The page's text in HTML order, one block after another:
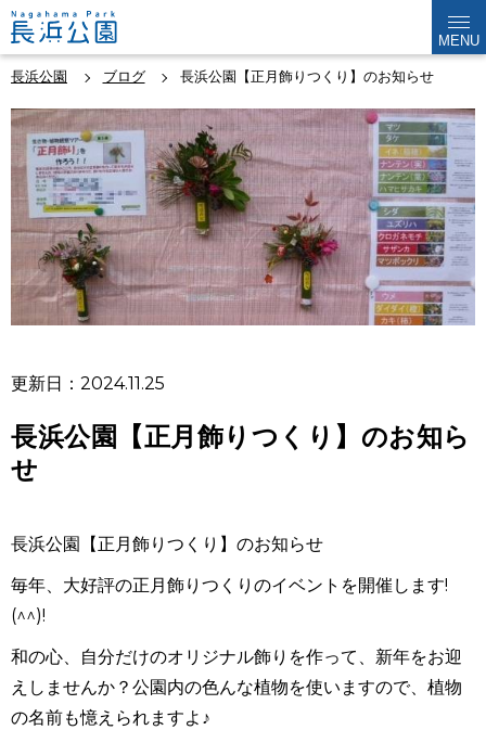
MENU
長浜公園 ブログ 長浜公園【正月飾りつくり】のお知らせ
更新日：2024.11.25
長浜公園【正月飾りつくり】のお知ら
せ
長浜公園【正月飾りつくり】のお知らせ
毎年、大好評の正月飾りつくりのイベントを開催します!
(^^)!
和の心、自分だけのオリジナル飾りを作って、新年をお迎
えしませんか？公園内の色んな植物を使いますので、植物
の名前も憶えられますよ♪